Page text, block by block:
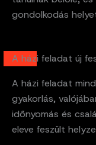
gondolkodás
A házi feladat új
A házi feladat
gyakorlás,
időnyomás és
eleve feszült